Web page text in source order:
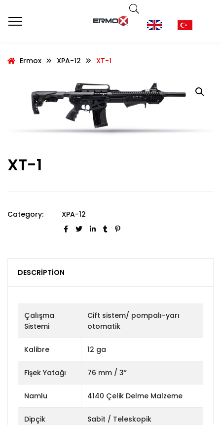
Ermox XPA-12 XT-1
XT-1
Category: XPA-12
DESCRIPTION
Çalışma
Sistemi
Cift sistem/ pompalı-yarı
otomatik
Kalibre 12 ga
Fişek Yatağı 76 mm / 3”
Namlu 4140 Çelik Delme Malzeme
Dipçik Sabit / Teleskopik